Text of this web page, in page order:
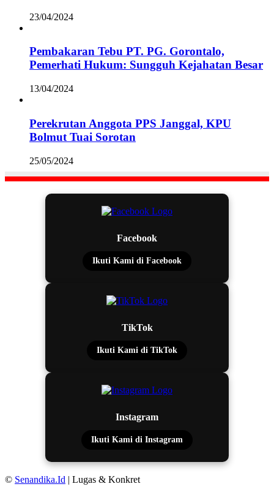
23/04/2024
Pembakaran Tebu PT. PG. Gorontalo,
Pemerhati Hukum: Sungguh Kejahatan Besar
13/04/2024
Perekrutan Anggota PPS Janggal, KPU
Bolmut Tuai Sorotan
25/05/2024
Facebook
Ikuti Kami di Facebook
TikTok
Ikuti Kami di TikTok
Instagram
Ikuti Kami di Instagram
© Senandika.Id | Lugas & Konkret